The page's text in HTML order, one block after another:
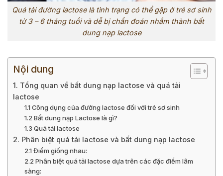
Quá tải đường lactose là tình trạng có thể gặp ở trẻ sơ sinh
từ 3 – 6 tháng tuổi và dễ bị chẩn đoán nhầm thành bất
dung nạp lactose
Nội dung
1. Tổng quan về bất dung nạp lactose và quá tải
lactose
1.1 Công dụng của đường lactose đối với trẻ sơ sinh
1.2 Bất dung nạp Lactose là gì?
1.3 Quá tải lactose
2. Phân biệt quá tải lactose và bất dung nạp lactose
2.1 Điểm giống nhau:
2.2 Phân biệt quá tải lactose dựa trên các đặc điểm lâm
sàng: